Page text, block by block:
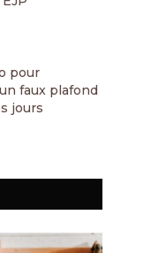
pour
faux plafond
jours